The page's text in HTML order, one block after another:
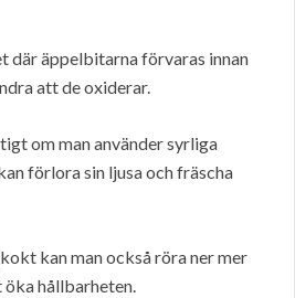
där äppelbitarna förvaras innan
att de oxiderar.
om man använder syrliga
förlora sin ljusa och fräscha
kan man också röra ner mer
hållbarheten.